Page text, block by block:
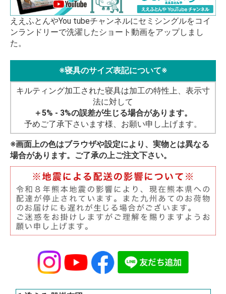
ええふとんやYou tubeチャンネルにセミシングルをコイ
ンランドリーで洗濯したショート動画をアップしまし
た。
※寝具のサイズ表記について※
キルティング加工された寝具は加工の特性上、表示寸
法に対して
＋5% - 3%の誤差が生じる場合があります。
予めご了承下さいます様、お願い申し上げます。
※画面上の色はブラウザや設定により、実物とは異なる
場合があります。ご了承の上ご注文下さい。